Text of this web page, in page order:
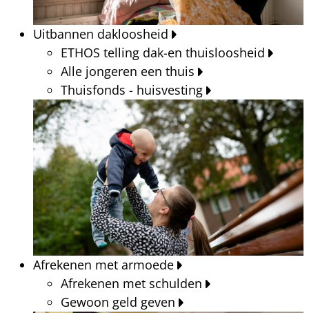
Uitbannen dakloosheid
ETHOS telling dak-en thuisloosheid
Alle jongeren een thuis
Thuisfonds - huisvesting
Afrekenen met armoede
Afrekenen met schulden
Gewoon geld geven